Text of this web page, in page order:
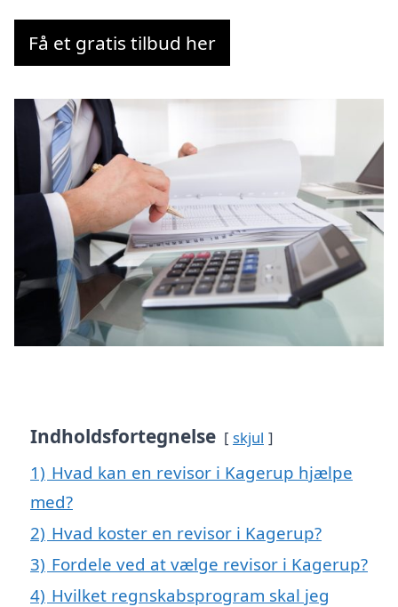
Få et gratis tilbud her
Indholdsfortegnelse skjul
1) Hvad kan en revisor i Kagerup hjælpe
med?
2) Hvad koster en revisor i Kagerup?
3) Fordele ved at vælge revisor i Kagerup?
4) Hvilket regnskabsprogram skal jeg